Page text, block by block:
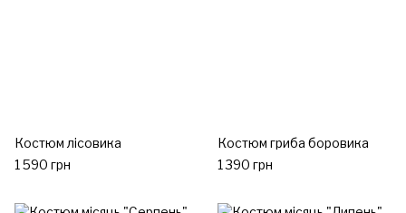
Костюм лісовика
1 590 грн
Костюм гриба боровика
1 390 грн